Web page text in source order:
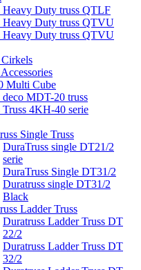
Duty truss QTLF
Heavy Duty truss QTVU
Heavy Duty truss QTVU
Cirkels
Multi Cube
deco MDT-20 truss
4KH-40 serie
Single Truss
DuraTruss single DT21/2
serie
DuraTruss Single DT31/2
Duratruss single DT31/2
Black
Ladder Truss
Duratruss Ladder Truss DT
22/2
Duratruss Ladder Truss DT
32/2